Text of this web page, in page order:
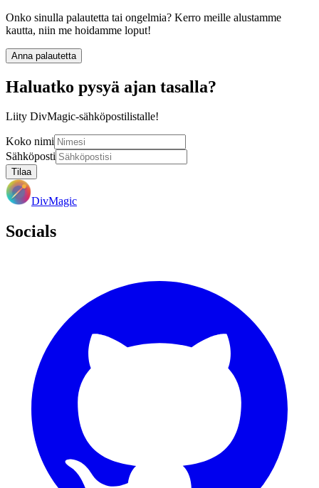
Onko sinulla palautetta tai ongelmia? Kerro meille alustamme
kautta, niin me hoidamme loput!
Anna palautetta
Haluatko pysyä ajan tasalla?
Liity DivMagic-sähköpostilistalle!
Koko nimi
Sähköposti
Tilaa
DivMagic
Socials